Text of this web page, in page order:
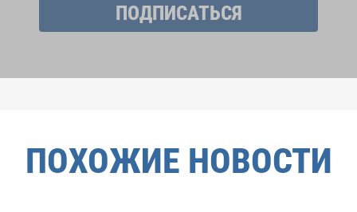
ПОДПИСАТЬСЯ
ПОХОЖИЕ НОВОСТИ